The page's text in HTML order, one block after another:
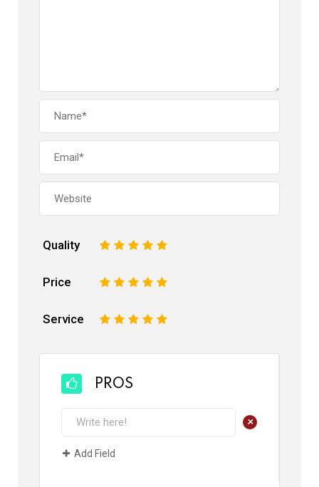
Quality 5
4
3
2
Price 5
4
3
2
Service 5
4
3
2
PROS
+
Add Field